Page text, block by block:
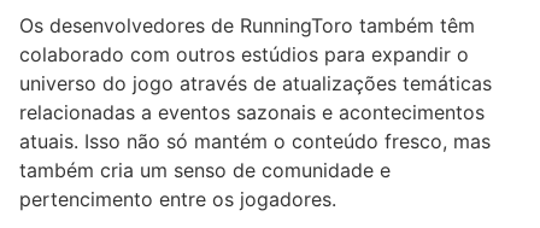
Os desenvolvedores de RunningToro também têm
colaborado com outros estúdios para expandir o
universo do jogo através de atualizações temáticas
relacionadas a eventos sazonais e acontecimentos
atuais. Isso não só mantém o conteúdo fresco, mas
também cria um senso de comunidade e
pertencimento entre os jogadores.